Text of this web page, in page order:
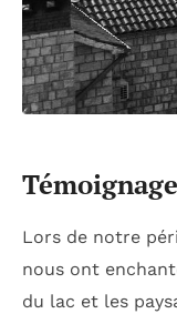
Lors de notre
nous ont
du lac et les